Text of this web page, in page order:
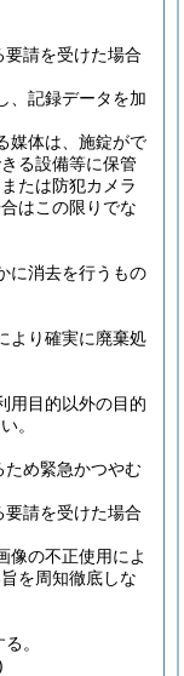
請を受けた場合
、記録データを加
媒体は、施錠がで
る設備等に保管
たは防犯カメラ
はこの限りでな
に消去を行うもの
より確実に廃棄処
用目的以外の目的
。
ため緊急かつやむ
請を受けた場合
像の不正使用によ
を周知徹底しな
。